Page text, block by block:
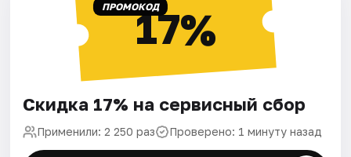
ПРОМОКОД17%
Скидка 17% на сервисный сбор
Применили: 2 250 раз Проверено: 1 минуту назад